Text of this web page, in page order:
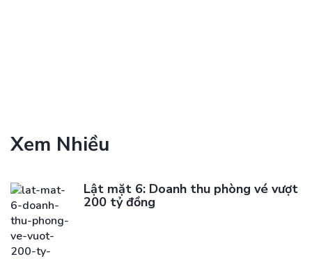
Xem Nhiều
Lật mặt 6: Doanh thu phòng vé vượt
200 tỷ đồng